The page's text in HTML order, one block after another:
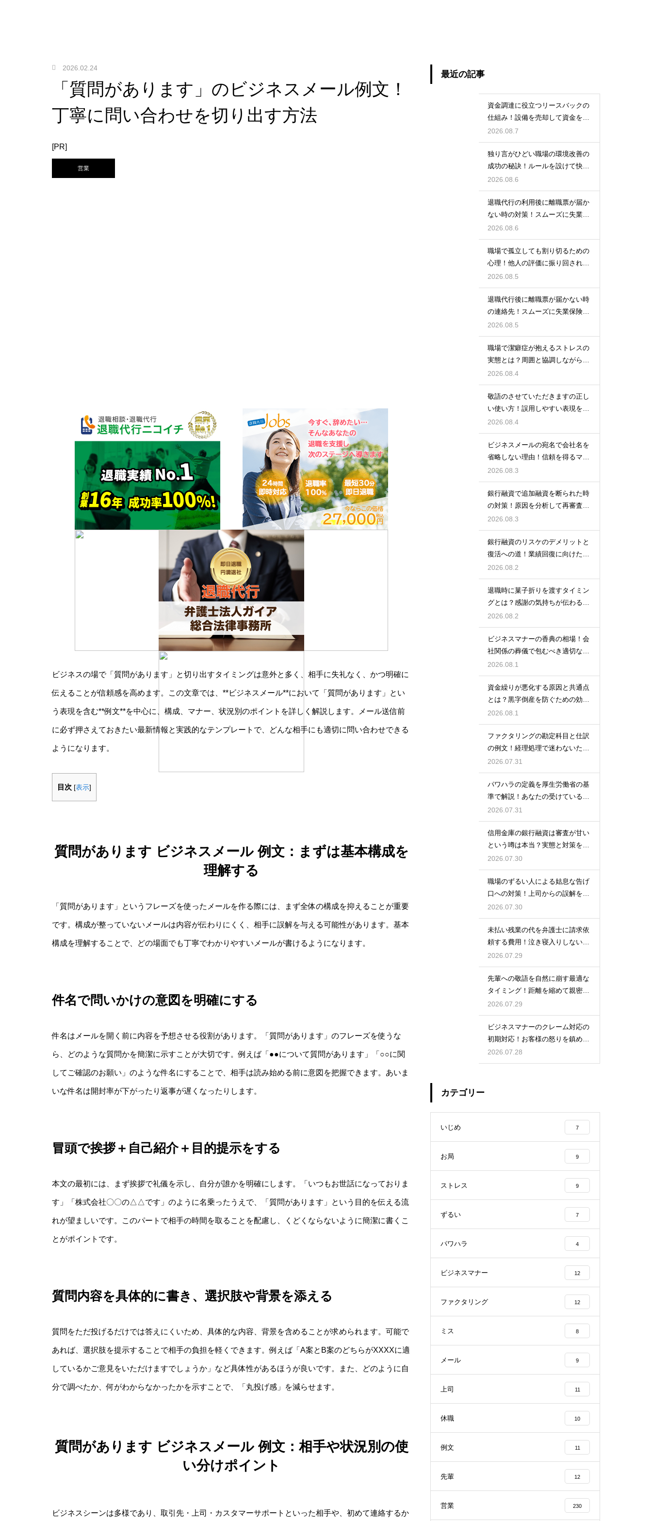
2026.02.24
「質問があります」のビジネスメール例文！
丁寧に問い合わせを切り出す方法
[PR]
営業
ビジネスの場で「質問があります」と切り出すタイミングは意外と多く、相手に失礼なく、かつ明確に
伝えることが信頼感を高めます。この文章では、**ビジネスメール**において「質問があります」とい
う表現を含む**例文**を中心に、構成、マナー、状況別のポイントを詳しく解説します。メール送信前
に必ず押さえておきたい最新情報と実践的なテンプレートで、どんな相手にも適切に問い合わせできる
ようになります。
目次 [表示]
質問があります ビジネスメール 例文：まずは基本構成を
理解する
「質問があります」というフレーズを使ったメールを作る際には、まず全体の構成を抑えることが重要
です。構成が整っていないメールは内容が伝わりにくく、相手に誤解を与える可能性があります。基本
構成を理解することで、どの場面でも丁寧でわかりやすいメールが書けるようになります。
件名で問いかけの意図を明確にする
件名はメールを開く前に内容を予想させる役割があります。「質問があります」のフレーズを使うな
ら、どのような質問かを簡潔に示すことが大切です。例えば「●●について質問があります」「○○に関
してご確認のお願い」のような件名にすることで、相手は読み始める前に意図を把握できます。あいま
いな件名は開封率が下がったり返事が遅くなったりします。
冒頭で挨拶＋自己紹介＋目的提示をする
本文の最初には、まず挨拶で礼儀を示し、自分が誰かを明確にします。「いつもお世話になっておりま
す」「株式会社〇〇の△△です」のように名乗ったうえで、「質問があります」という目的を伝える流
れが望ましいです。このパートで相手の時間を取ることを配慮し、くどくならないように簡潔に書くこ
とがポイントです。
質問内容を具体的に書き、選択肢や背景を添える
質問をただ投げるだけでは答えにくいため、具体的な内容、背景を含めることが求められます。可能で
あれば、選択肢を提示することで相手の負担を軽くできます。例えば「A案とB案のどちらがXXXXに適
しているかご意見をいただけますでしょうか」など具体性があるほうが良いです。また、どのように自
分で調べたか、何がわからなかったかを示すことで、「丸投げ感」を減らせます。
質問があります ビジネスメール 例文：相手や状況別の使
い分けポイント
ビジネスシーンは多様であり、取引先・上司・カスタマーサポートといった相手や、初めて連絡するか
最近の記事
資金調達に役立つリースバックの
仕組み！設備を売却して資金を得
る方法
2026.08.7
独り言がひどい職場の環境改善の
成功の秘訣！ルールを設けて快適
な空間を作る
2026.08.6
退職代行の利用後に離職票が届か
ない時の対策！スムーズに失業保
険をもらう
2026.08.6
職場で孤立しても割り切るための
心理！他人の評価に振り回されな
いための術
2026.08.5
退職代行後に離職票が届かない時
の連絡先！スムーズに失業保険を
もらう術
2026.08.5
職場で潔癖症が抱えるストレスの
実態とは？周囲と協調しながら快
適に働く術
2026.08.4
敬語のさせていただきますの正し
い使い方！誤用しやすい表現を理
解する術
2026.08.4
ビジネスメールの宛名で会社名を
省略しない理由！信頼を得るマナ
ー
2026.08.3
銀行融資で追加融資を断られた時
の対策！原因を分析して再審査を
狙う
2026.08.3
銀行融資のリスケのデメリットと
復活への道！業績回復に向けた事
業計画
2026.08.2
退職時に菓子折りを渡すタイミン
グとは？感謝の気持ちが伝わる正
しいマナー
2026.08.2
ビジネスマナーの香典の相場！会
社関係の葬儀で包むべき適切な金
額の目安
2026.08.1
資金繰りが悪化する原因と共通点
とは？黒字倒産を防ぐための効果
的な対策
2026.08.1
ファクタリングの勘定科目と仕訳
の例文！経理処理で迷わないため
の知識
2026.07.31
パワハラの定義を厚生労働省の基
準で解説！あなたの受けている行
為は該当する？
2026.07.31
信用金庫の銀行融資は審査が甘い
という噂は本当？実態と対策を徹
底解説
2026.07.30
職場のずるい人による姑息な告げ
口への対策！上司からの誤解を解
いて自分の身の潔白を証明する手
順
2026.07.30
未払い残業の代を弁護士に請求依
頼する費用！泣き寝入りしないた
めの知識
2026.07.29
先輩への敬語を自然に崩す最適な
タイミング！距離を縮めて親密な
関係を築くためのステップ
2026.07.29
ビジネスマナーのクレーム対応の
初期対応！お客様の怒りを鎮める
謝罪の形
2026.07.28
カテゴリー
いじめ 7
お局 9
ストレス 9
ずるい 7
パワハラ 4
ビジネスマナー 12
ファクタリング 12
ミス 8
メール 9
上司 11
休職 10
例文 11
先輩 12
営業 230